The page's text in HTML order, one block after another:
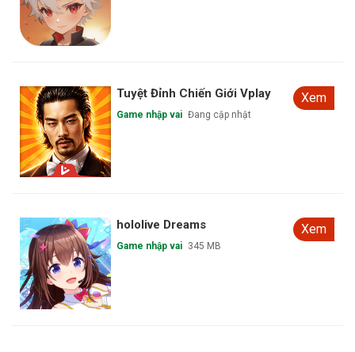
Tuyệt Đỉnh Chiến Giới Vplay
Game nhập vai Đang cập nhật
Xem
hololive Dreams
Game nhập vai 345 MB
Xem